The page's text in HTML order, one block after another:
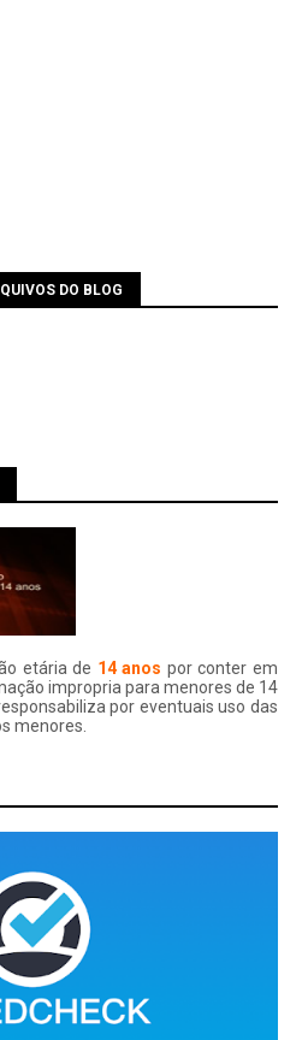
DO BLOG
etária de 14 anos por conter em
impropria para menores de 14
por eventuais uso das
menores.